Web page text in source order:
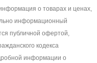
о товарах и ценах,
информационный
публичной офертой,
кодекса
информации о